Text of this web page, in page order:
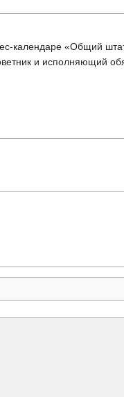
календаре «Общий
и исполняющий